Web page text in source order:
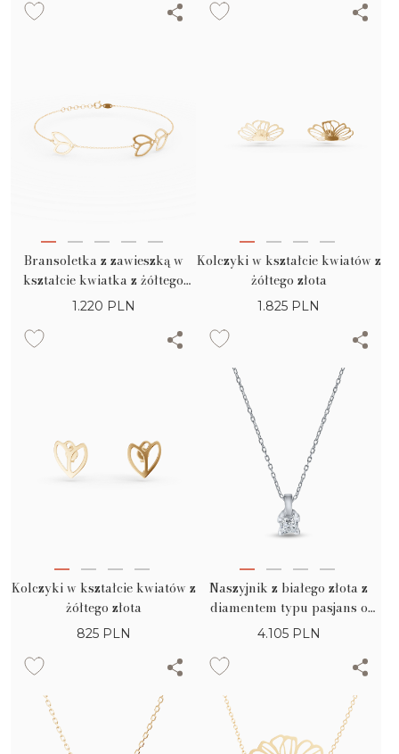
Bransoletka z zawieszką w
kształcie kwiatka z żółtego
złota
1.220 PLN
Kolczyki w kształcie kwiatów z
żółtego złota
1.825 PLN
Kolczyki w kształcie kwiatów z
żółtego złota
825 PLN
Naszyjnik z białego złota z
diamentem typu pasjans o
masie 0.1ct
4.105 PLN